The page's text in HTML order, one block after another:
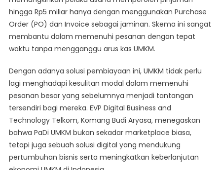
hingga Rp5 miliar hanya dengan menggunakan Purchase
Order (PO) dan Invoice sebagai jaminan. Skema ini sangat
membantu dalam memenuhi pesanan dengan tepat
waktu tanpa mengganggu arus kas UMKM.
Dengan adanya solusi pembiayaan ini, UMKM tidak perlu
lagi menghadapi kesulitan modal dalam memenuhi
pesanan besar yang sebelumnya menjadi tantangan
tersendiri bagi mereka. EVP Digital Business and
Technology Telkom, Komang Budi Aryasa, menegaskan
bahwa PaDi UMKM bukan sekadar marketplace biasa,
tetapi juga sebuah solusi digital yang mendukung
pertumbuhan bisnis serta meningkatkan keberlanjutan